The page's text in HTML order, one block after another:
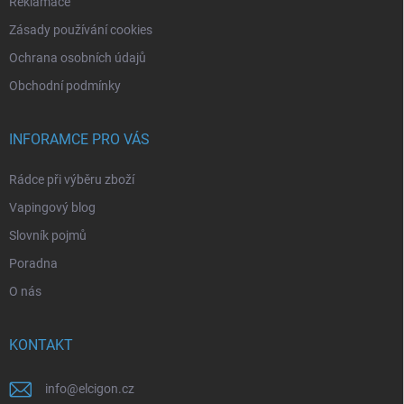
Zásady používání cookies
Ochrana osobních údajů
Obchodní podmínky
INFORAMCE PRO VÁS
Rádce při výběru zboží
Vapingový blog
Slovník pojmů
Poradna
O nás
KONTAKT
info@elcigon.cz